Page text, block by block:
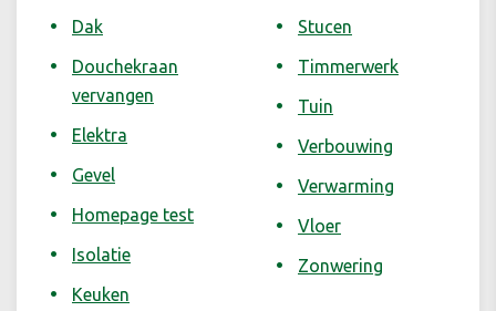
Dak
Douchekraan
vervangen
Elektra
Gevel
Homepage test
Isolatie
Keuken
Stucen
Timmerwerk
Tuin
Verbouwing
Verwarming
Vloer
Zonwering